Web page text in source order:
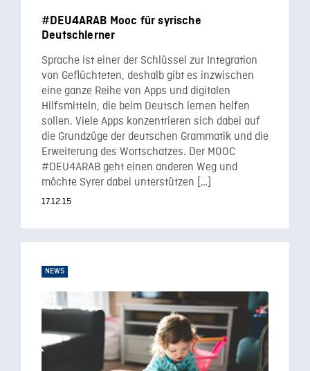
#DEU4ARAB Mooc für syrische
Deutschlerner
Sprache ist einer der Schlüssel zur Integration
von Geflüchteten, deshalb gibt es inzwischen
eine ganze Reihe von Apps und digitalen
Hilfsmitteln, die beim Deutsch lernen helfen
sollen. Viele Apps konzentrieren sich dabei auf
die Grundzüge der deutschen Grammatik und die
Erweiterung des Wortschatzes. Der MOOC
#DEU4ARAB geht einen anderen Weg und
möchte Syrer dabei unterstützen […]
17.12.15
NEWS